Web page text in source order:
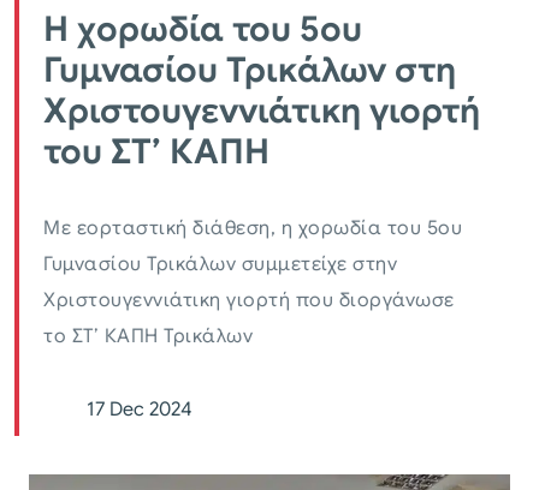
Η χορωδία του 5ου
Γυμνασίου Τρικάλων στη
Χριστουγεννιάτικη γιορτή
του ΣΤ’ ΚΑΠΗ
Με εορταστική διάθεση, η χορωδία του 5ου
Γυμνασίου Τρικάλων συμμετείχε στην
Χριστουγεννιάτικη γιορτή που διοργάνωσε
το ΣΤ’ ΚΑΠΗ Τρικάλων
17 Dec 2024